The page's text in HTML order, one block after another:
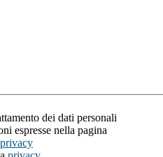
dei dati personali
espresse nella pagina
privacy